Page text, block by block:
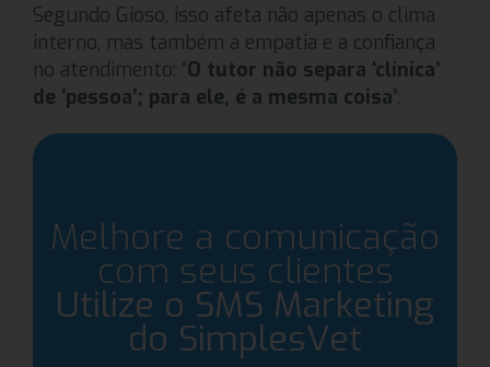
Segundo Gioso, isso afeta não apenas o clima
interno, mas também a empatia e a confiança
no atendimento: “O tutor não separa ‘clínica’
de ‘pessoa’; para ele, é a mesma coisa”.
Melhore a comunicação
com seus clientes
Utilize o SMS Marketing
do SimplesVet